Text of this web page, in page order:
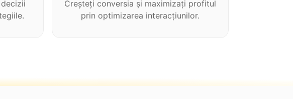
Creșteți conversia și maximizați profitul
prin optimizarea interacțiunilor.